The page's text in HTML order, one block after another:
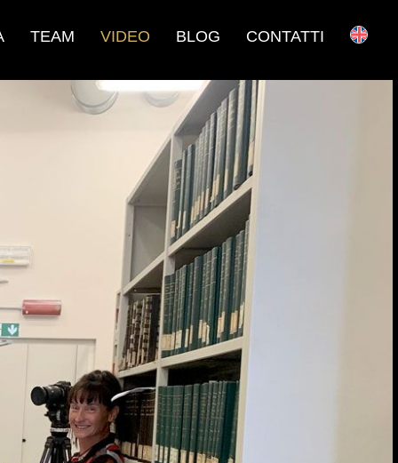
TEAM VIDEO BLOG CONTATTI